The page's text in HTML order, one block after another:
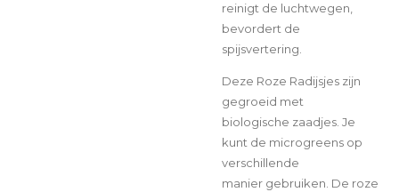
reinigt de luchtwegen,
bevordert de
spijsvertering.
Deze Roze Radijsjes zijn
gegroeid met
biologische zaadjes. Je
kunt de microgreens op
verschillende
manier gebruiken. De roze